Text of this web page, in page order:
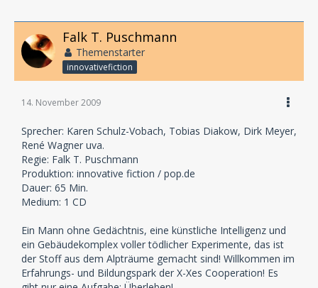
Falk T. Puschmann
Themenstarter
innovativefiction
14. November 2009
Sprecher: Karen Schulz-Vobach, Tobias Diakow, Dirk Meyer,
René Wagner uva.
Regie: Falk T. Puschmann
Produktion: innovative fiction / pop.de
Dauer: 65 Min.
Medium: 1 CD
Ein Mann ohne Gedächtnis, eine künstliche Intelligenz und
ein Gebäudekomplex voller tödlicher Experimente, das ist
der Stoff aus dem Alpträume gemacht sind! Willkommen im
Erfahrungs- und Bildungspark der X-Xes Cooperation! Es